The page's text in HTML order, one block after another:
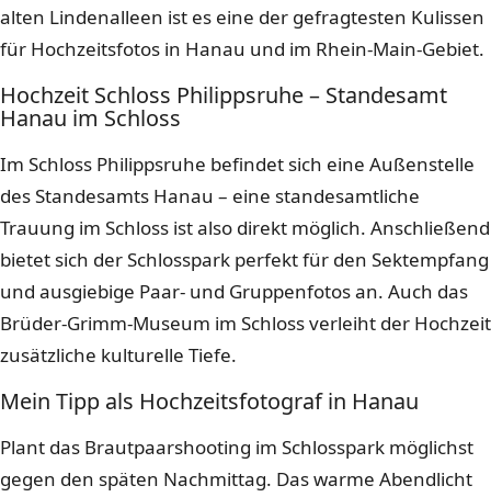
alten Lindenalleen ist es eine der gefragtesten Kulissen
für Hochzeitsfotos in Hanau und im Rhein-Main-Gebiet.
Hochzeit Schloss Philippsruhe – Standesamt
Hanau im Schloss
Im Schloss Philippsruhe befindet sich eine Außenstelle
des Standesamts Hanau – eine standesamtliche
Trauung im Schloss ist also direkt möglich. Anschließend
bietet sich der Schlosspark perfekt für den Sektempfang
und ausgiebige Paar- und Gruppenfotos an. Auch das
Brüder-Grimm-Museum im Schloss verleiht der Hochzeit
zusätzliche kulturelle Tiefe.
Mein Tipp als Hochzeitsfotograf in Hanau
Plant das Brautpaarshooting im Schlosspark möglichst
gegen den späten Nachmittag. Das warme Abendlicht